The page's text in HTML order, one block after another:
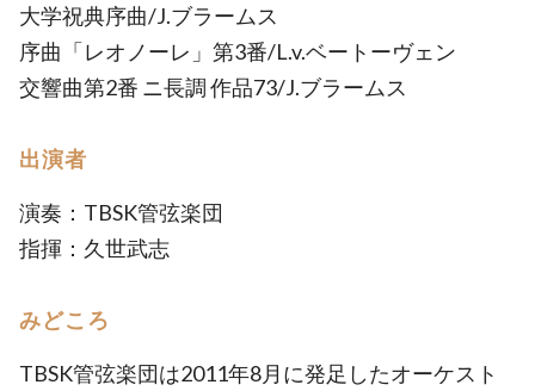
大学祝典序曲/J.ブラームス
序曲「レオノーレ」第3番/L.v.ベートーヴェン
交響曲第2番 ニ長調 作品73/J.ブラームス
出演者
演奏：TBSK管弦楽団
指揮：久世武志
みどころ
TBSK管弦楽団は2011年8月に発足したオーケスト